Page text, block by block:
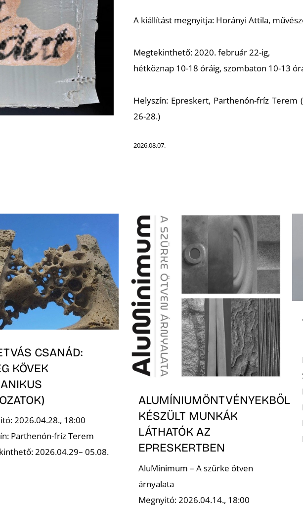
A kiállítást megnyitja: Horányi Attila,
Megtekinthető: 2020. február 22-ig,
hétköznap 10-18 óráig, szombaton 10-13
Helyszín: Epreskert, Parthenón-fríz
26-28.)
2026.08.07.
CSANÁD:
KÖVEK
2026.04.28., 18:00
Parthenón-fríz Terem
2026.04.29– 05.08.
ALUMÍNIUMÖNTVÉNYEKBŐL
KÉSZÜLT MUNKÁK
LÁTHATÓK AZ
EPRESKERTBEN
AluMinimum – A szürke ötven
árnyalata
Megnyitó: 2026.04.14., 18:00